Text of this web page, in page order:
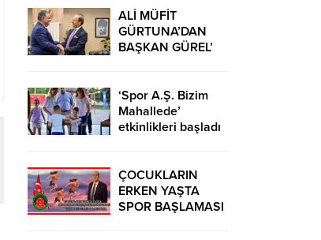
ALİ MÜFİT
GÜRTUNA’DAN
BAŞKAN GÜREL’
‘Spor A.Ş. Bizim
Mahallede’
etkinlikleri başladı
ÇOCUKLARIN
ERKEN YAŞTA
SPOR BAŞLAMASI